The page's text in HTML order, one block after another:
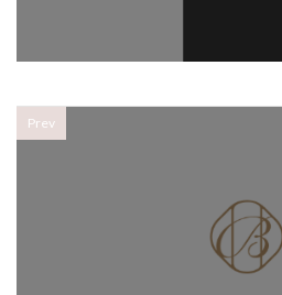
Prev